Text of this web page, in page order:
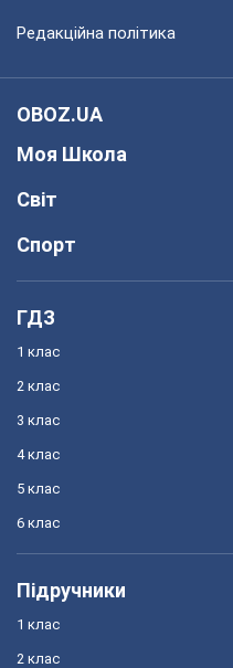
Редакційна політика
OBOZ.UA
Моя Школа
Світ
Спорт
ГДЗ
1 клас
2 клас
3 клас
4 клас
5 клас
6 клас
Підручники
1 клас
2 клас